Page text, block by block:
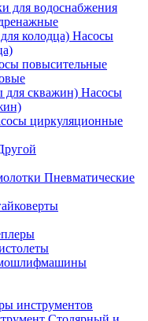
для водоснабжения
Насосы
повысительные
Насосы
циркуляционные
Пневматические
инструментов